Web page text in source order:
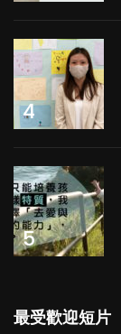
4
5
最受歡迎短片